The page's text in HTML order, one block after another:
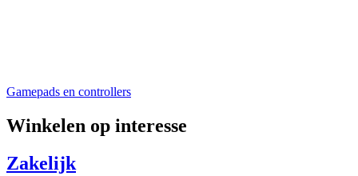
Gamepads en controllers
Winkelen op interesse
Zakelijk